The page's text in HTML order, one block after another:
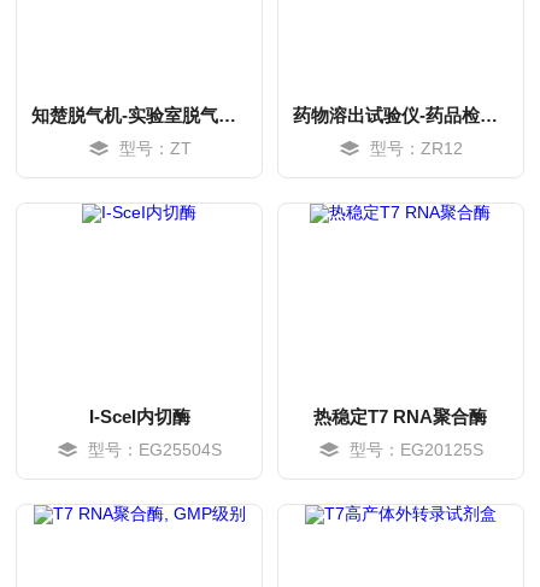
知楚脱气机-实验室脱气仪选型配套实验设备
型号：ZT
药物溶出试验仪-药品检测设备
型号：ZR12
I-SceI内切酶
型号：EG25504S
热稳定T7 RNA聚合酶
型号：EG20125S